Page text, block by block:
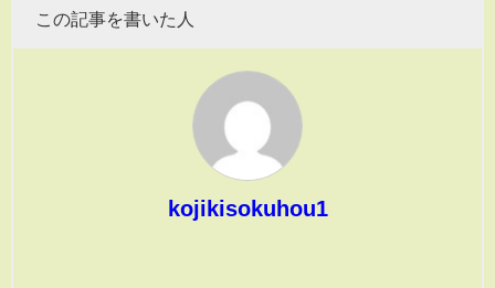
この記事を書いた人
kojikisokuhou1